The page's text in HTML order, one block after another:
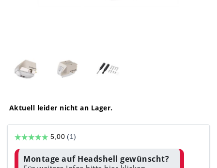
Aktuell leider nicht an Lager.
Montage auf Headshell gewünscht?